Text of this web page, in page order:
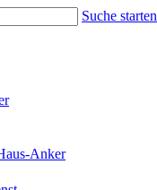
Suche starten
Anker